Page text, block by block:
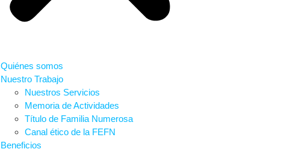
Quiénes somos
Nuestro Trabajo
Nuestros Servicios
Memoria de Actividades
Título de Familia Numerosa
Canal ético de la FEFN
Beneficios